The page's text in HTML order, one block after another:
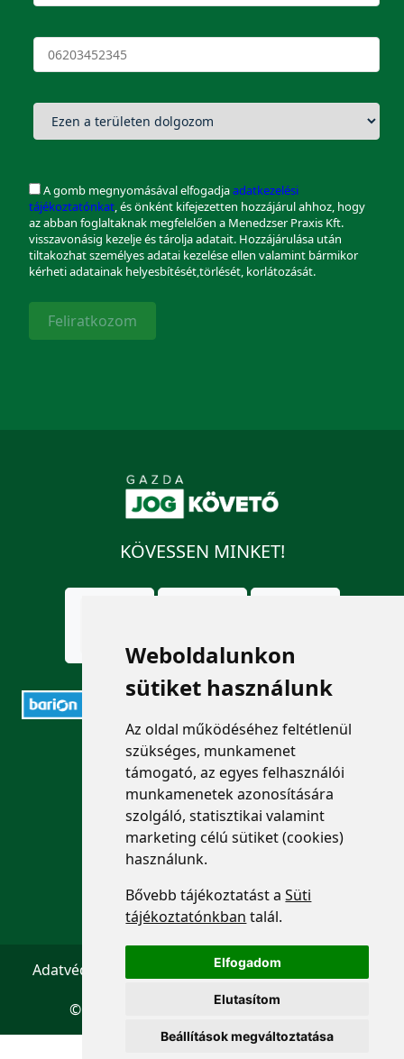
Weboldalunkon
sütiket használunk
Az oldal működéséhez feltétlenül
szükséges, munkamenet
támogató, az egyes felhasználói
munkamenetek azonosítására
szolgáló, statisztikai valamint
marketing célú sütiket (cookies)
használunk.
Bővebb tájékoztatást aSüti
tájékoztatónkban talál.
Elfogadom
Elutasítom
Beállítások megváltoztatása
A gomb megnyomásával elfogadjaadatkezelési
tájékoztatónkat, és önként kifejezetten hozzájárul ahhoz, hogy
az abban foglaltaknak megfelelően a Menedzser Praxis Kft.
visszavonásig kezelje és tárolja adatait. Hozzájárulása után
tiltakozhat személyes adatai kezelése ellen valamint bármikor
kérheti adatainak helyesbítését,törlését, korlátozását.
Feliratkozom
KÖVESSEN MINKET!
ELÉRHETŐSÉGEK
+36 1 880 7600
info@mprx.hu
Adatvédelem Impresszum
© 2026 Copyright:
Menedzserpraxis.hu